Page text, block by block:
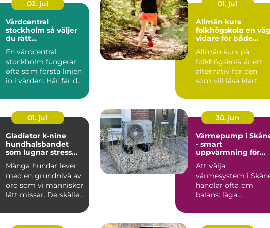
02. jul
Vårdcentral
stockholm så väljer
du rätt
En vårdcentral
stockholm fungerar
ofta som första linjen
in i vården. Här får du
01. jul
Allmän kurs
folkhögskola en väg
vidare för både
Allmän kurs på
folkhögskola är ett
alternativ för den
som vill läsa klart
behörighet t...
01. jul
Gladiator k-nine
hundhalsbandet
som lugnar stress
Många hundar lever
med en grundnivå av
oro som vi människor
lätt missar. De skäller
30. jun
Värmepump i
- smart
uppvärmning för
Att välja
värmesystem i
handlar ofta om
balans: låga